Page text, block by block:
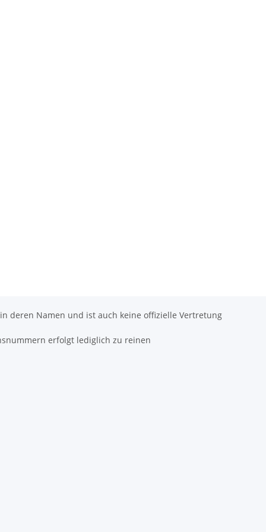
deren Namen und ist auch keine offizielle Vertretung
erfolgt lediglich zu reinen